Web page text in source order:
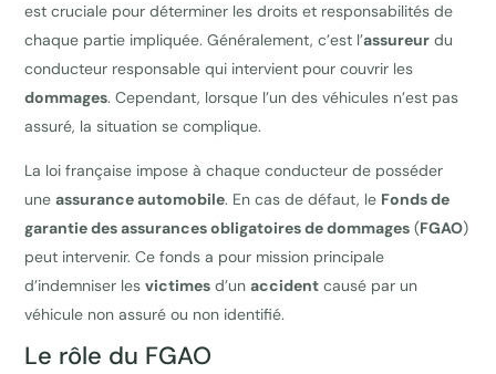
est cruciale pour déterminer les droits et responsabilités de
chaque partie impliquée. Généralement, c’est l’assureur du
conducteur responsable qui intervient pour couvrir les
dommages. Cependant, lorsque l’un des véhicules n’est pas
assuré, la situation se complique.
La loi française impose à chaque conducteur de posséder
uneassurance automobile. En cas de défaut, le Fonds de
garantie des assurances obligatoires de dommages (FGAO)
peut intervenir. Ce fonds a pour mission principale
d’indemniser lesvictimes d’unaccident causé par un
véhicule non assuré ou non identifié.
Le rôle du FGAO